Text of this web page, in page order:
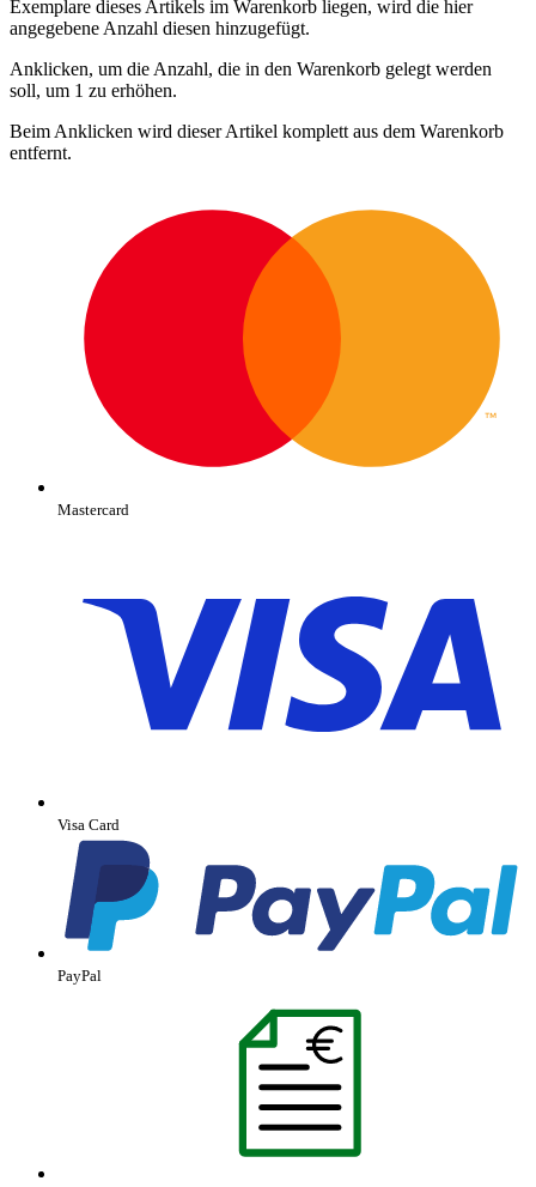
Exemplare dieses Artikels im Warenkorb liegen, wird die hier
angegebene Anzahl diesen hinzugefügt.
Anklicken, um die Anzahl, die in den Warenkorb gelegt werden
soll, um 1 zu erhöhen.
Beim Anklicken wird dieser Artikel komplett aus dem Warenkorb
entfernt.
Mastercard
Visa Card
PayPal